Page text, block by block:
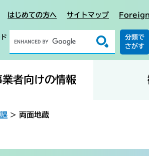
はじめての方へ サイトマップ
分類で
さがす
者向けの情報
> 両面地蔵